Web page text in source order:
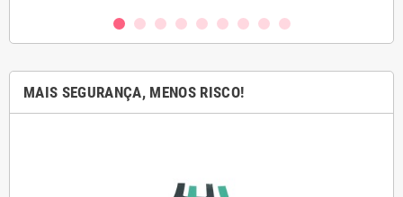
MAIS SEGURANÇA, MENOS RISCO!